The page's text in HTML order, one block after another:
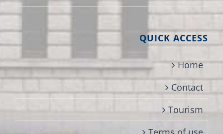
QUICK ACCESS
Home
Contact
Tourism